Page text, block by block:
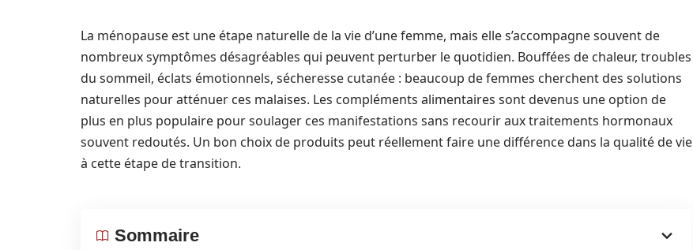
La ménopause est une étape naturelle de la vie d’une femme, mais elle s’accompagne souvent de
nombreux symptômes désagréables qui peuvent perturber le quotidien. Bouffées de chaleur, troubles
du sommeil, éclats émotionnels, sécheresse cutanée : beaucoup de femmes cherchent des solutions
naturelles pour atténuer ces malaises. Les compléments alimentaires sont devenus une option de
plus en plus populaire pour soulager ces manifestations sans recourir aux traitements hormonaux
souvent redoutés. Un bon choix de produits peut réellement faire une différence dans la qualité de vie
à cette étape de transition.
Sommaire